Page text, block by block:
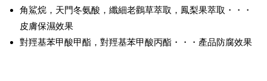
角鯊烷，天門冬氨酸，纖細老鸛草萃取，鳳梨果萃取・・・
皮膚保濕效果
對羥基苯甲酸甲酯，對羥基苯甲酸丙酯・・・產品防腐效果